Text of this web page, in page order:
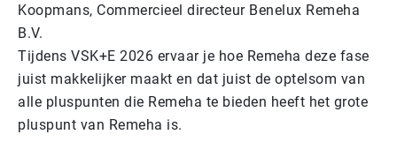
Koopmans, Commercieel directeur Benelux Remeha
B.V.
Tijdens VSK+E 2026 ervaar je hoe Remeha deze fase
juist makkelijker maakt en dat juist de optelsom van
alle pluspunten die Remeha te bieden heeft het grote
pluspunt van Remeha is.